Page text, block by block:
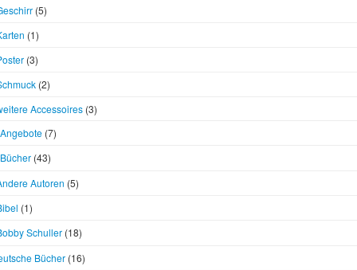
(5)
(1)
(3)
(2)
Accessoires (3)
Angebote (7)
Bücher (43)
Autoren (5)
(1)
Schuller (18)
Bücher (16)